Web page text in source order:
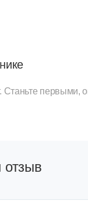
Станьте первыми,